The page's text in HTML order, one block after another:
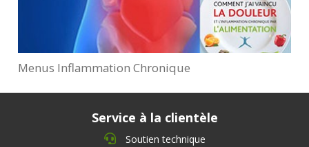
Menus Inflammation Chronique
Service à la clientèle
Soutien technique